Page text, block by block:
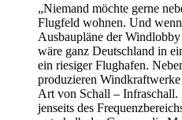
„Niemand möchte gerne
Flugfeld wohnen. Und
Ausbaupläne der
wäre ganz Deutschland in
ein riesiger Flughafen.
produzieren
Art von Schall – Infraschall.
jenseits des